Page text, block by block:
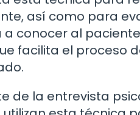
así como para
conocer al
facilita el proceso
de la entrevista